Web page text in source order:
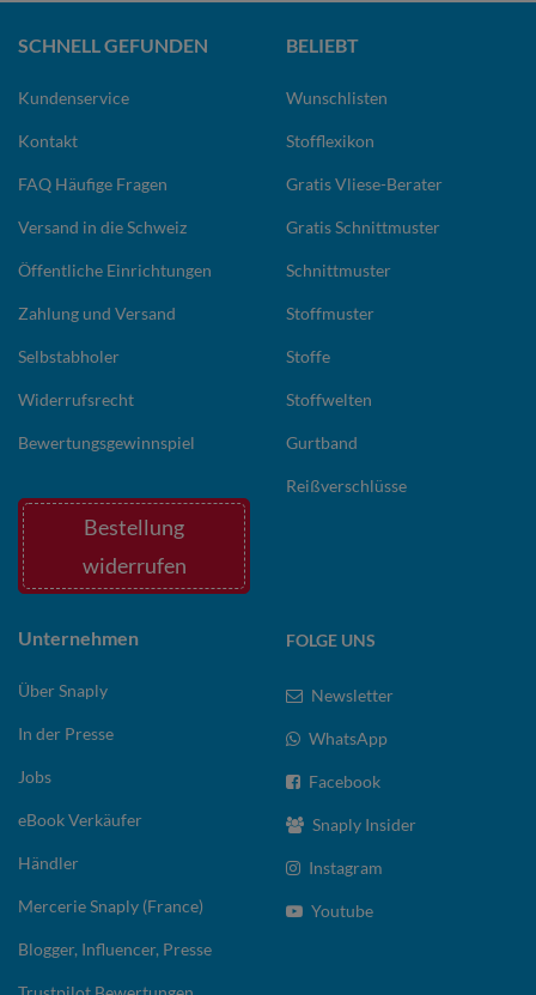
SCHNELL GEFUNDEN
Kundenservice
Kontakt
FAQ Häufige Fragen
Versand in die Schweiz
Öffentliche Einrichtungen
Zahlung und Versand
Selbstabholer
Widerrufsrecht
Bewertungsgewinnspiel
Bestellung
widerrufen
BELIEBT
Wunschlisten
Stofflexikon
Gratis Vliese-Berater
Gratis Schnittmuster
Schnittmuster
Stoffmuster
Stoffe
Stoffwelten
Gurtband
Reißverschlüsse
Unternehmen
Über Snaply
In der Presse
Jobs
eBook Verkäufer
Händler
Mercerie Snaply (France)
Blogger, Influencer, Presse
FOLGE UNS
Newsletter
WhatsApp
Facebook
Snaply Insider
Instagram
Youtube